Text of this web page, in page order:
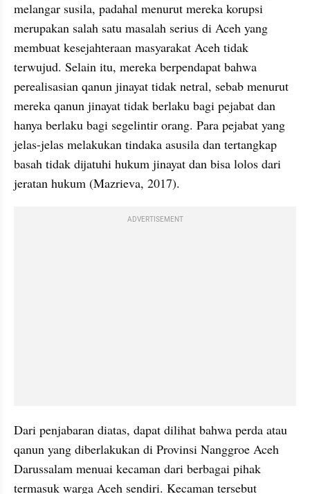
melangar susila, padahal menurut mereka korupsi
merupakan salah satu masalah serius di Aceh yang
membuat kesejahteraan masyarakat Aceh tidak
terwujud. Selain itu, mereka berpendapat bahwa
perealisasian qanun jinayat tidak netral, sebab menurut
mereka qanun jinayat tidak berlaku bagi pejabat dan
hanya berlaku bagi segelintir orang. Para pejabat yang
jelas-jelas melakukan tindaka asusila dan tertangkap
basah tidak dijatuhi hukum jinayat dan bisa lolos dari
jeratan hukum (Mazrieva, 2017).
ADVERTISEMENT
Dari penjabaran diatas, dapat dilihat bahwa perda atau
qanun yang diberlakukan di Provinsi Nanggroe Aceh
Darussalam menuai kecaman dari berbagai pihak
termasuk warga Aceh sendiri. Kecaman tersebut